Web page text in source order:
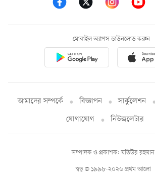
মোবাইল অ্যাপস ডাউনলোড করুন
আমাদের সম্পর্কে বিজ্ঞাপন সার্কুলেশন
যোগাযোগ
নিউজলেটার
স্বত্ব © ১৯৯৮-২০২৬ প্রথম আলো
সম্পাদক ও প্রকাশক: মতিউর রহমান